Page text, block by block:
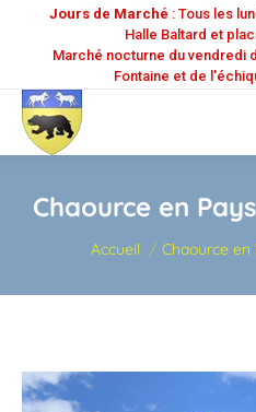
Jours de Marché : Tous les
Halle Baltard et
Marché nocturne du vendredi
Fontaine et de
Chaource en
Vous êtes ici :
Accueil Chaource en